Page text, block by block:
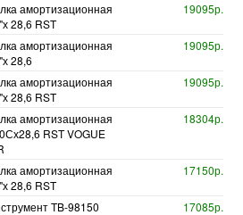
амортизационная
28,6 RST
19095р.
амортизационная
28,6
19095р.
амортизационная
28,6 RST
19095р.
амортизационная
RST VOGUE
18304р.
амортизационная
28,6 RST
17150р.
TB-98150
17085р.